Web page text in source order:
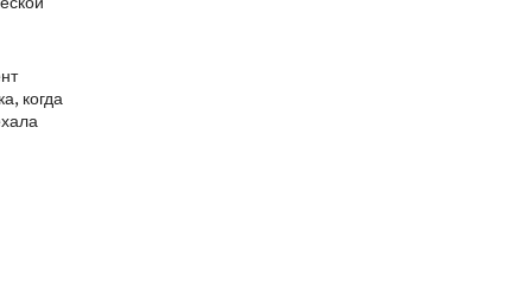
когда